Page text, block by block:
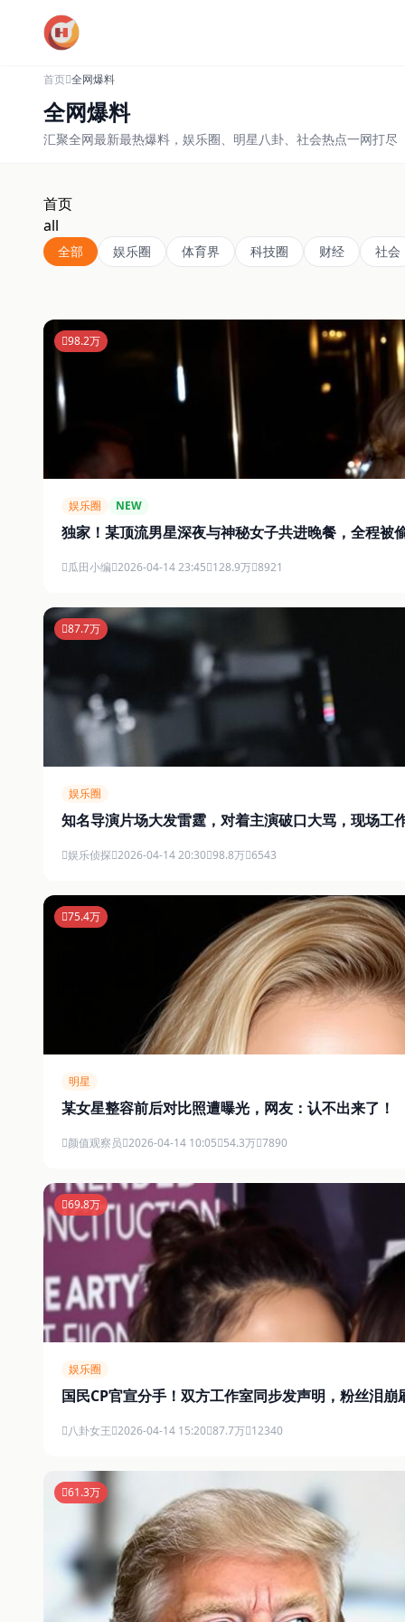
首页 全网爆料
全网爆料
汇聚全网最新最热爆料，娱乐圈、明星八卦、社会热点一网打尽
首页
all
全部 娱乐圈 体育界 科技圈 财经 社会
98.2万
娱乐圈 NEW
独家！某顶流男星深夜与神秘女子共进晚餐，全程被
瓜田小编 2026-04-14 23:45 128.9万 8921
87.7万
娱乐圈
知名导演片场大发雷霆，对着主演破口大骂，现场工
娱乐侦探 2026-04-14 20:30 98.8万 6543
75.4万
明星
某女星整容前后对比照遭曝光，网友：认不出来了！
颜值观察员 2026-04-14 10:05 54.3万 7890
69.8万
娱乐圈
国民CP官宣分手！双方工作室同步发声明，粉丝泪崩
八卦女王 2026-04-14 15:20 87.7万 12340
61.3万